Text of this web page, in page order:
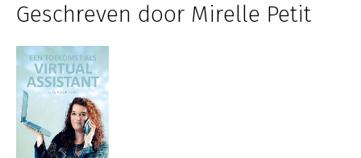
Geschreven door Mirelle Petit